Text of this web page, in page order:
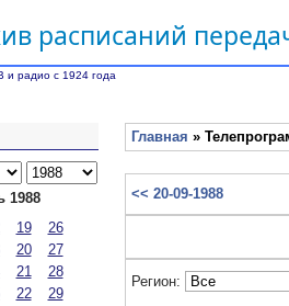
расписаний
и радио с 1924 года
1988
19
26
20
27
21
28
22
29
Главная »
<< 20-09-1988
Регион: